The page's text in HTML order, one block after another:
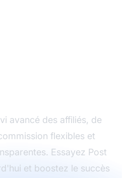
avancé des affiliés, de
flexibles et
Essayez Post
et boostez le succès